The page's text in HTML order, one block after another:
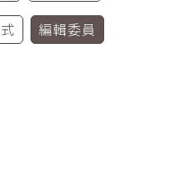
編輯委員